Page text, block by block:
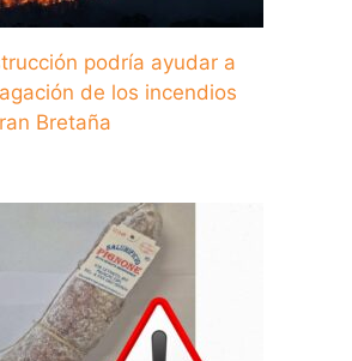
podría ayudar a
de los incendios
Bretaña